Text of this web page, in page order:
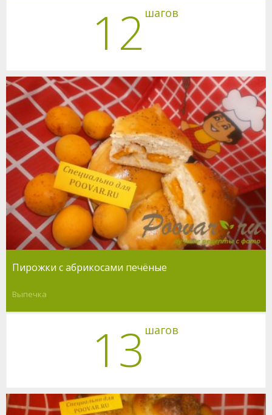
12 шагов
Пирожки с абрикосами печёные
Выпечка
13 шагов